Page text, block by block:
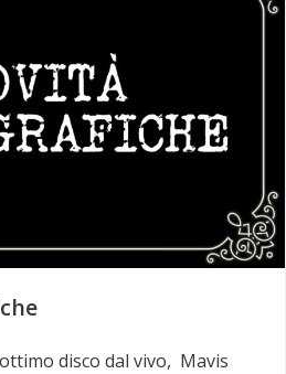
disco dal vivo, Mavis